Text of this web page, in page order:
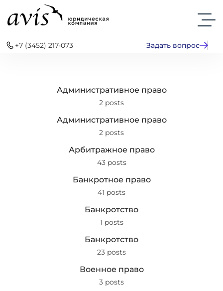
+7 (3452) 217-073 Задать вопрос
Административное право
2 posts
Административное право
2 posts
Арбитражное право
43 posts
Банкротное право
41 posts
Банкротство
1 posts
Банкротство
23 posts
Военное право
3 posts